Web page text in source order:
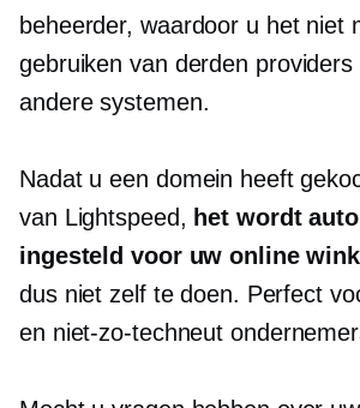
beheerder, waardoor u het niet
gebruikenvan derden
andere systemen.
Nadat u een domein heeft
van Lightspeed, het wordt
ingesteld voor uw online
dus niet zelf te doen. Perfect
en niet-zo-techneut